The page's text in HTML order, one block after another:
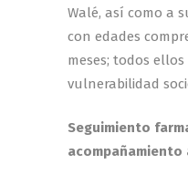
Walé, así como a
con edades
meses; todos
vulnerabilidad
Seguimiento
acompañamiento